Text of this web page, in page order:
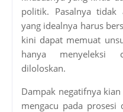
politik. Pasalnya tidak
yang idealnya harus
kini dapat memuat
hanya menyeleksi
diloloskan.
Dampak negatifnya
mengacu pada prosesi